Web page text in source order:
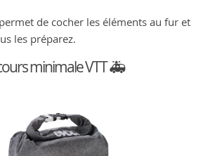
de cocher les éléments au fur et
les préparez.
minimale VTT 🚑